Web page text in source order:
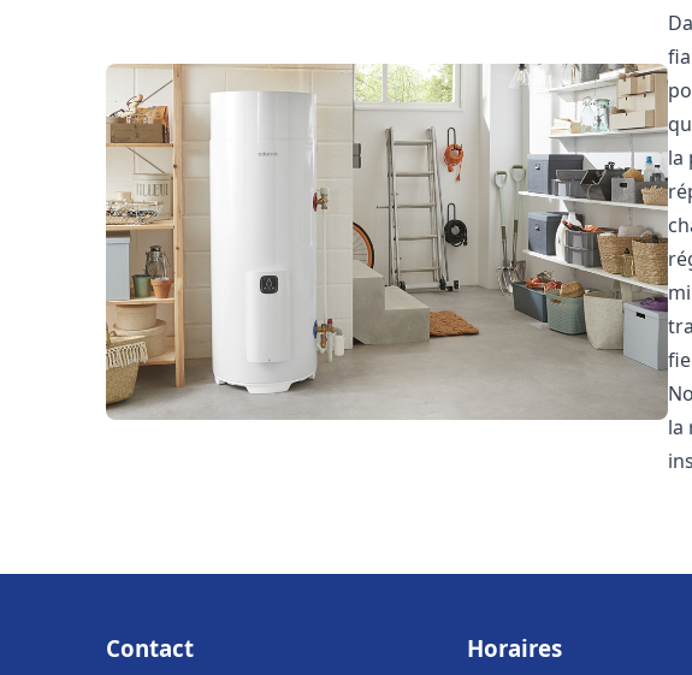
la
la
Contact Horaires